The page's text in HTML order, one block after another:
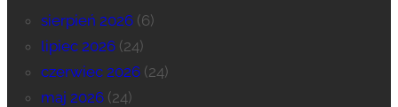
sierpień 2026(6)
lipiec 2026(24)
czerwiec 2026(24)
maj 2026(24)